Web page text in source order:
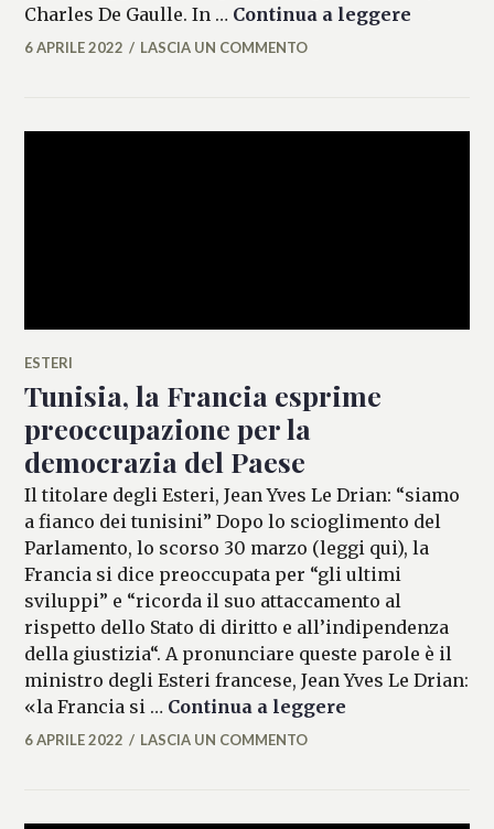
Charles De Gaulle. In … Continua a leggere
FEDERICO
6 APRILE 2022 LASCIA UN COMMENTO
ESTERI
Tunisia, la Francia esprime
preoccupazione per la
democrazia del Paese
Il titolare degli Esteri, Jean Yves Le Drian: “siamo
a fianco dei tunisini” Dopo lo scioglimento del
Parlamento, lo scorso 30 marzo (leggi qui), la
Francia si dice preoccupata per “gli ultimi
sviluppi” e “ricorda il suo attaccamento al
rispetto dello Stato di diritto e all’indipendenza
della giustizia“. A pronunciare queste parole è il
ministro degli Esteri francese, Jean Yves Le Drian:
«la Francia si … Continua a leggere
ALESSIA
6 APRILE 2022 LASCIA UN COMMENTO